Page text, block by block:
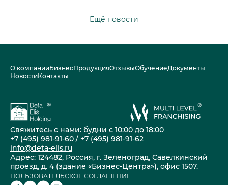
Ещё новости
О компанииБизнесПродукцияОтзывыОбучениеДокументы
НовостиКонтакты
Адрес: 124482, Россия, г. Зеленоград, Савелкинский
проезд, д. 4 (здание «Бизнес-Центра»), офис 1507.
ПОЛЬЗОВАТЕЛЬСКОЕ СОГЛАШЕНИЕ
Свяжитесь с нами: будни с 10:00 до 18:00
+7 (495) 981-91-60 / +7 (495) 981-91-62
info@deta-elis.ru